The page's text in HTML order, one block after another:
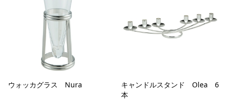
ウォッカグラス Nura
キャンドルスタンド Olea 6
本